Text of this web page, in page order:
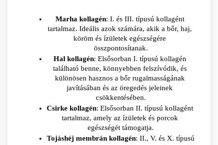
Marha kollagén: I. és III. típusú kollagént
tartalmaz. Ideális azok számára, akik a bőr, haj,
köröm és ízületek egészségére
összpontosítanak.
Hal kollagén: Elsősorban I. típusú kollagén
található benne, könnyebben felszívódik, és
különösen hasznos a bőr rugalmasságának
javításában és az öregedés jeleinek
csökkentésében.
Csirke kollagén: Elsősorban II. típusú kollagént
tartalmaz, amely az ízületek és porcok
egészségét támogatja.
Tojáshéj membrán kollagén: II., V. és X. típusú